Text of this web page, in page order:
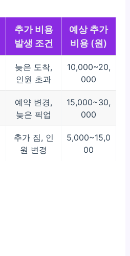
추가 비용
발생 조건
예상 추가
비용 (원)
늦은 도착,
인원 초과
10,000~20,
000
예약 변경,
늦은 픽업
15,000~30,
000
추가 짐, 인
원 변경
5,000~15,0
00